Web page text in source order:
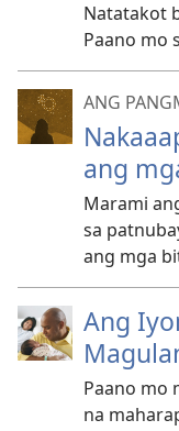
Natatakot
Paano mo
ANG
ang
Marami
sa
ang mga
Ang
Paano mo
na